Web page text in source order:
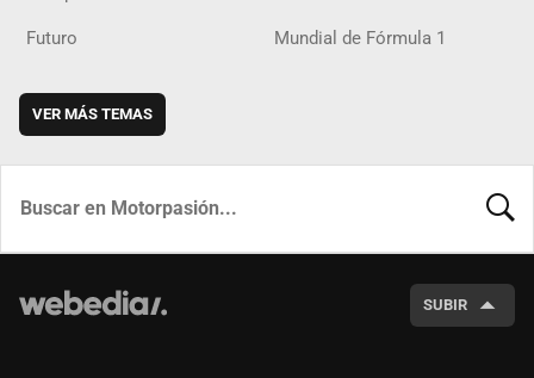
Futuro Mundial de Fórmula 1
VER MÁS TEMAS
SUBIR